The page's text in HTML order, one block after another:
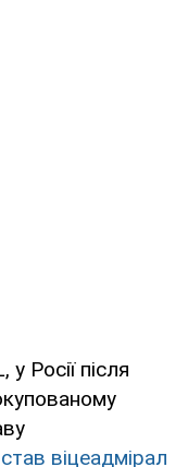
Росії після
віцеадмірал